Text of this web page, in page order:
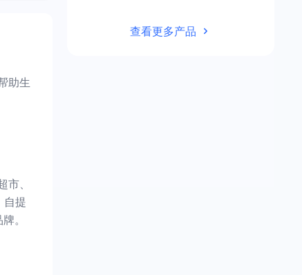
助生
、
自提
。
查看更多产品